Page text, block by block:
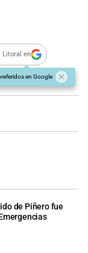
Litoral en
en Google
de Piñero fue